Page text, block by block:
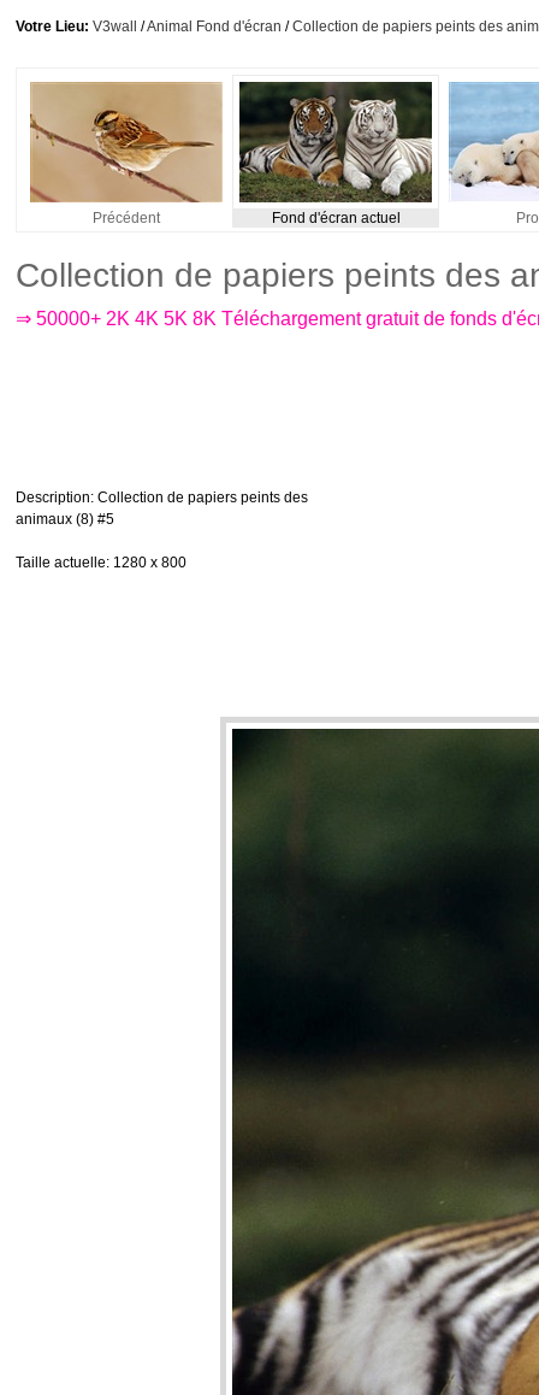
Votre Lieu: V3wall /Animal Fond d'écran /Collection de papiers peints des
Précédent Fond d'écran actuel
Collection de papiers peints des
⇒ 50000+ 2K 4K 5K 8K Téléchargement gratuit de fonds
Description: Collection de papiers peints des
animaux (8) #5
Taille actuelle: 1280 x 800